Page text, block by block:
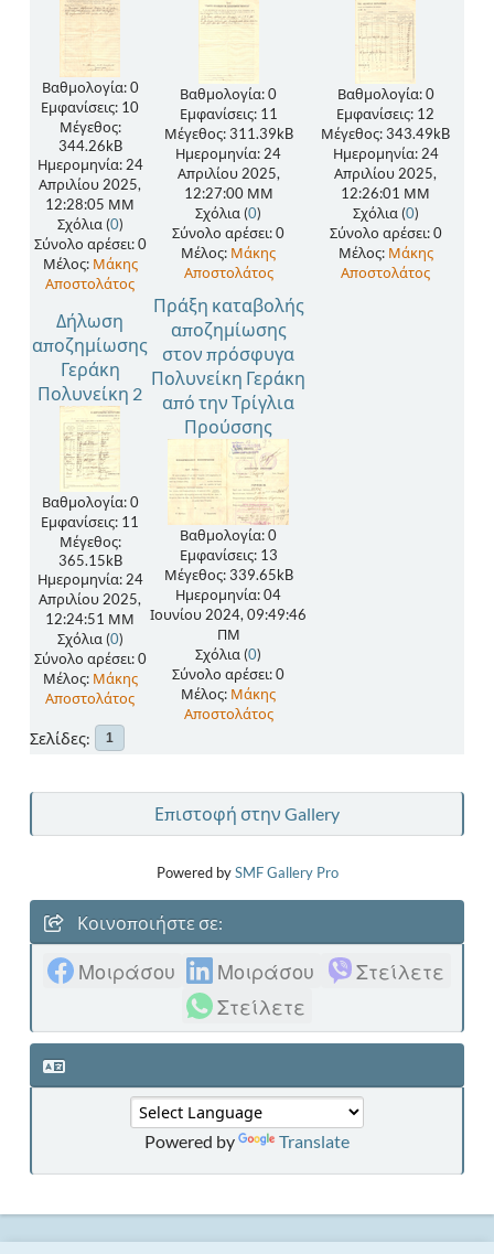
Βαθμολογία: 0
Εμφανίσεις: 10
Μέγεθος:
344.26kB
Ημερομηνία: 24
Απριλίου 2025,
12:28:05 ΜΜ
Σχόλια (0)
Σύνολο αρέσει: 0
Μέλος: Μάκης
Αποστολάτος
Βαθμολογία: 0
Εμφανίσεις: 11
Μέγεθος: 311.39kB
Ημερομηνία: 24
Απριλίου 2025,
12:27:00 ΜΜ
Σχόλια (0)
Σύνολο αρέσει: 0
Μέλος: Μάκης
Αποστολάτος
Βαθμολογία: 0
Εμφανίσεις: 12
Μέγεθος: 343.49kB
Ημερομηνία: 24
Απριλίου 2025,
12:26:01 ΜΜ
Σχόλια (0)
Σύνολο αρέσει: 0
Μέλος: Μάκης
Αποστολάτος
Δήλωση
αποζημίωσης
Γεράκη
Πολυνείκη 2
Βαθμολογία: 0
Εμφανίσεις: 11
Μέγεθος:
365.15kB
Ημερομηνία: 24
Απριλίου 2025,
12:24:51 ΜΜ
Σχόλια (0)
Σύνολο αρέσει: 0
Μέλος: Μάκης
Αποστολάτος
Πράξη καταβολής
αποζημίωσης
στον πρόσφυγα
Πολυνείκη Γεράκη
από την Τρίγλια
Προύσσης
Βαθμολογία: 0
Εμφανίσεις: 13
Μέγεθος: 339.65kB
Ημερομηνία: 04
Ιουνίου 2024, 09:49:46
ΠΜ
Σχόλια (0)
Σύνολο αρέσει: 0
Μέλος: Μάκης
Αποστολάτος
Σελίδες 1
Επιστοφή στην Gallery
Powered bySMF Gallery Pro
Κοινοποιήστε σε:
Μοιράσου Μοιράσου
Στείλετε
Στείλετε
Powered by Translate